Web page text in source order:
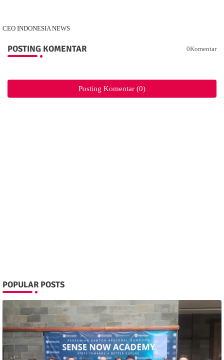
CEO INDONESIA NEWS
POSTING KOMENTAR 0Komentar
Posting Komentar (0)
POPULAR POSTS